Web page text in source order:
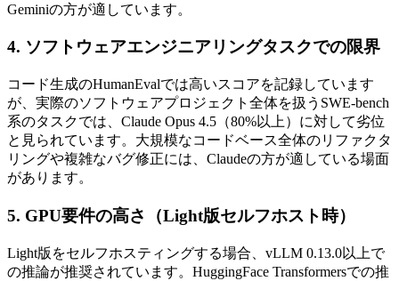
Geminiの方が適しています。
4. ソフトウェアエンジニアリングタスクでの限界
コード生成のHumanEvalでは高いスコアを記録しています
が、実際のソフトウェアプロジェクト全体を扱うSWE-bench
系のタスクでは、Claude Opus 4.5（80%以上）に対して劣位
と見られています。大規模なコードベース全体のリファクタ
リングや複雑なバグ修正には、Claudeの方が適している場面
があります。
5. GPU要件の高さ（Light版セルフホスト時）
Light版をセルフホスティングする場合、vLLM 0.13.0以上で
の推論が推奨されています。HuggingFace Transformersでの推